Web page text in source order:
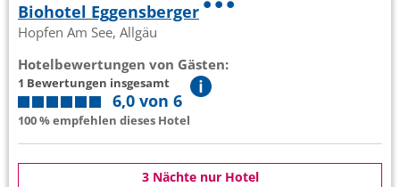
Biohotel Eggensberger
Hopfen Am See, Allgäu
Hotelbewertungen von Gästen:
1 Bewertungen insgesamt
6,0 von 6
100 % empfehlen dieses Hotel
3 Nächte nur Hotel